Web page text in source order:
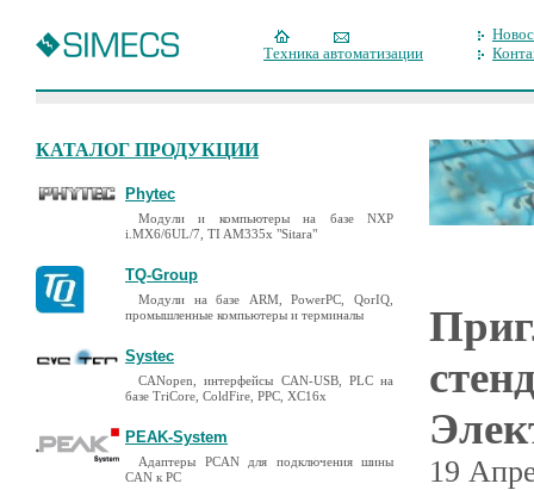
Техника автоматизации
КАТАЛОГ ПРОДУКЦИИ
Phytec
Модули и компьютеры на базе NXP
i.MX6/6UL/7, TI AM335x "Sitara"
TQ-Group
Модули на базе ARM, PowerPC, QorIQ,
промышленные компьютеры и терминалы
Systec
CANopen, интерфейсы CAN-USB, PLC на
базе TriCore, ColdFire, PPC, XC16x
PEAK-System
Адаптеры PCAN для подключения шины
CAN к PC
19